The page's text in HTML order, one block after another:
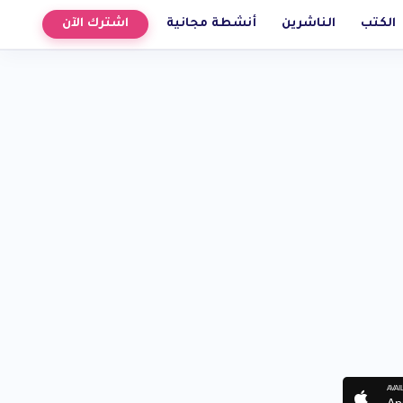
الكتب الناشرين أنشطة مجانية اشترك الآن